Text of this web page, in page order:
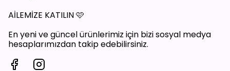
AİLEMİZE KATILIN🩷
En yeni ve güncel ürünlerimiz için bizi sosyal medya
hesaplarımızdan takip edebilirsiniz.